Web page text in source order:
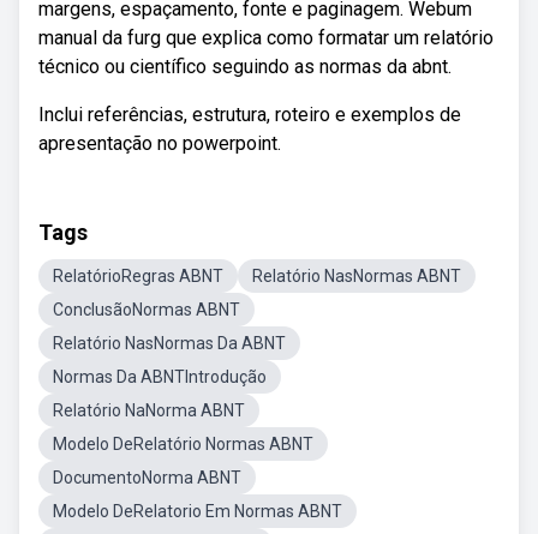
margens, espaçamento, fonte e paginagem. Webum
manual da furg que explica como formatar um relatório
técnico ou científico seguindo as normas da abnt.
Inclui referências, estrutura, roteiro e exemplos de
apresentação no powerpoint.
Tags
RelatórioRegras ABNT
Relatório NasNormas ABNT
ConclusãoNormas ABNT
Relatório NasNormas Da ABNT
Normas Da ABNTIntrodução
Relatório NaNorma ABNT
Modelo DeRelatório Normas ABNT
DocumentoNorma ABNT
Modelo DeRelatorio Em Normas ABNT